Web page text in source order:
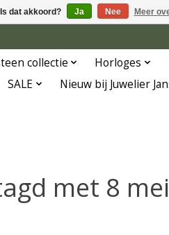
collectie Horloges
SALE Nieuw bij Juwelier
met 8 mei
dat akkoord? Ja Nee Meer